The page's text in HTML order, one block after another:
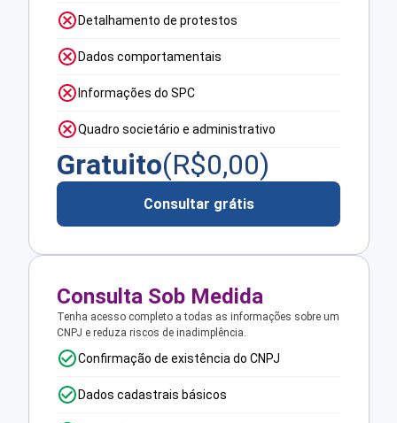
Detalhamento de protestos
Dados comportamentais
Informações do SPC
Quadro societário e administrativo
Gratuito(R$0,00)
Consultar grátis
Consulta Sob Medida
Tenha acesso completo a todas as informações sobre um
CNPJ e reduza riscos de inadimplência.
Confirmação de existência do CNPJ
Dados cadastrais básicos